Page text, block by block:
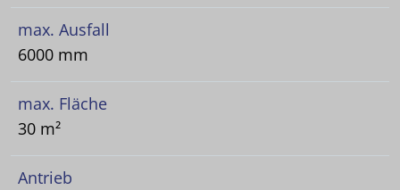
max. Ausfall
6000 mm
max. Fläche
30 m²
Antrieb